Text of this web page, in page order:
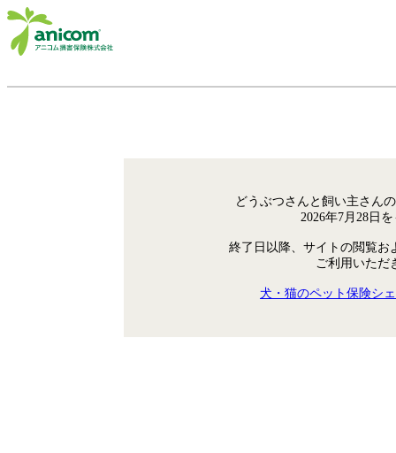
どうぶつさんと飼い主さん
2026年7月28日
終了日以降、サイトの閲覧お
ご利用いただ
犬・猫のペット保険シ